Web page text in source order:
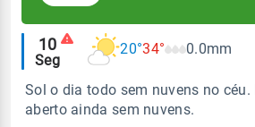
Alertas
meteorológicos
10
Seg
20°34° 0.0mm
Sol o dia todo sem nuvens no
aberto ainda sem nuvens.